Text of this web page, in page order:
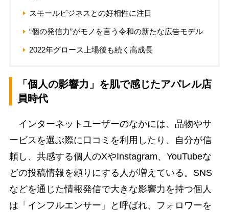
スモールビジネスとの好相性に注目
“個の発信力”がモノを言う令和の新たな広告モデル
2022年グロース上場後も続く高成長
「個人の影響力」を肌で感じたアパレル店
員時代
インターネットユーザーのなかには、品物やサ
ービスを選ぶ際に口コミを利用したり、自分が信
頼し、共感する個人のXやInstagram、YouTubeな
どの投稿情報を頼りにする人が増えている。SNS
などを通じた情報発信で大きな影響力を持つ個人
は「インフルエンサー」と呼ばれ、フォロワーを